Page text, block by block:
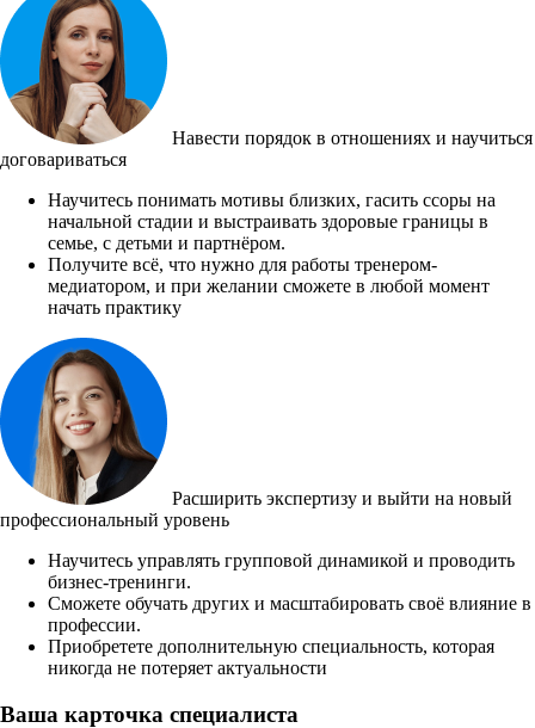
Навести порядок в отношениях и научиться
договариваться
Научитесь понимать мотивы близких, гасить ссоры на
начальной стадии и выстраивать здоровые границы в
семье, с детьми и партнёром.
Получите всё, что нужно для работы тренером-
медиатором, и при желании сможете в любой момент
начать практику
Расширить экспертизу и выйти на новый
профессиональный уровень
Научитесь управлять групповой динамикой и проводить
бизнес-тренинги.
Сможете обучать других и масштабировать своё влияние в
профессии.
Приобретете дополнительную специальность, которая
никогда не потеряет актуальности
Ваша карточка специалиста